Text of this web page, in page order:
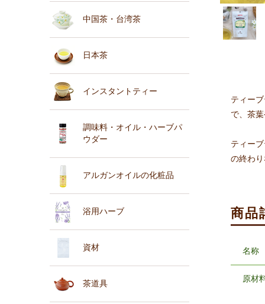
ティー
で、茶
ティー
の終わ
商品
名称
原材
中国茶・台湾茶
日本茶
インスタントティー
調味料・オイル・ハーブパ
ウダー
アルガンオイルの化粧品
浴用ハーブ
資材
茶道具